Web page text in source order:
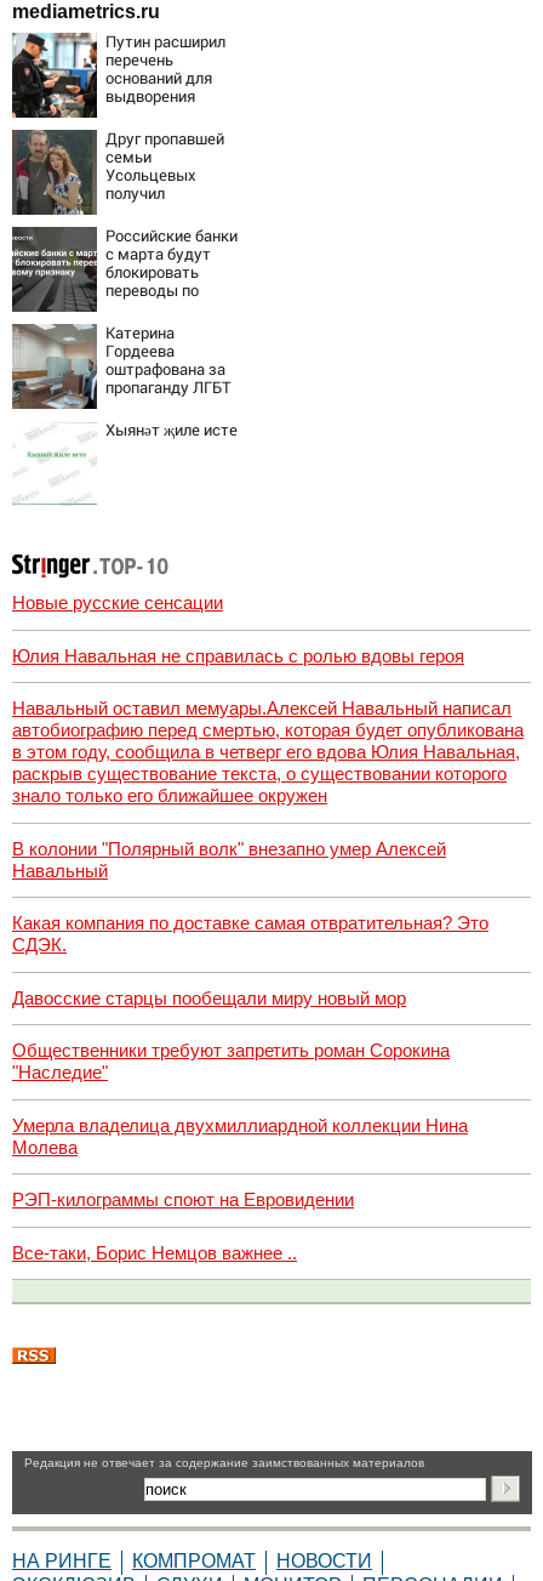
mediametrics.ru
Путин расширил
перечень
оснований для
выдворения
Друг пропавшей
семьи
Усольцевых
получил
от них
Российские банки
с марта будут
блокировать
переводы по
Катерина
Гордеева
оштрафована за
пропаганду ЛГБТ
Новости на
Вести.ru
Хыянәт җиле исте
Новые русские сенсации
Юлия Навальная не справилась с ролью вдовы героя
Навальный оставил мемуары.Алексей Навальный написал
автобиографию перед смертью, которая будет опубликована
в этом году, сообщила в четверг его вдова Юлия Навальная,
раскрыв существование текста, о существовании которого
знало только его ближайшее окружен
В колонии "Полярный волк" внезапно умер Алексей
Навальный
Какая компания по доставке самая отвратительная? Это
СДЭК.
Давосские старцы пообещали миру новый мор
Общественники требуют запретить роман Сорокина
"Наследие"
Умерла владелица двухмиллиардной коллекции Нина
Молева
РЭП-килограммы споют на Евровидении
Все-таки, Борис Немцов важнее ..
Pедакция не отвечает за содержание заимствованных материалов
НА РИНГЕ КОМПРОМАТ
НОВОСТИ